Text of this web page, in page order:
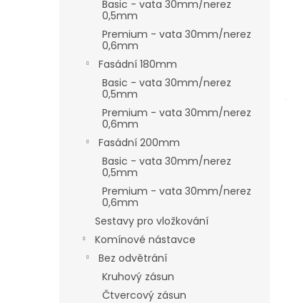
Basic - vata 30mm/nerez
0,5mm
Premium - vata 30mm/nerez
0,6mm
Fasádní 180mm
Basic - vata 30mm/nerez
0,5mm
Premium - vata 30mm/nerez
0,6mm
Fasádní 200mm
Basic - vata 30mm/nerez
0,5mm
Premium - vata 30mm/nerez
0,6mm
Sestavy pro vložkování
Komínové nástavce
Bez odvětrání
Kruhový zásun
Čtvercový zásun